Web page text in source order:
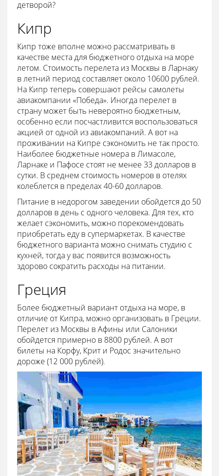
детворой?
Кипр
Кипр тоже вполне можно рассматривать в
качестве места для бюджетного отдыха на море
летом. Стоимость перелета из Москвы в Ларнаку
в летний период составляет около 10600 рублей.
На Кипр теперь совершают рейсы самолеты
авиакомпании «Победа». Иногда перелет в
страну может быть невероятно бюджетным,
особенно если посчастливится воспользоваться
акцией от одной из авиакомпаний. А вот на
проживании на Кипре сэкономить не так просто.
Наиболее бюджетные номера в Лимасоле,
Ларнаке и Пафосе стоят не менее 33 долларов в
сутки. В среднем стоимость номеров в отелях
колеблется в пределах 40-60 долларов.
Питание в недорогом заведении обойдется до 50
долларов в день с одного человека. Для тех, кто
желает сэкономить, можно порекомендовать
приобретать еду в супермаркетах. В качестве
бюджетного варианта можно снимать студию с
кухней, тогда у вас появится возможность
здорово сократить расходы на питании.
Греция
Более бюджетный вариант отдыха на море, в
отличие от Кипра, можно организовать в Греции.
Перелет из Москвы в Афины или Салоники
обойдется примерно в 8800 рублей. А вот
билеты на Корфу, Крит и Родос значительно
дороже (12 000 рублей).